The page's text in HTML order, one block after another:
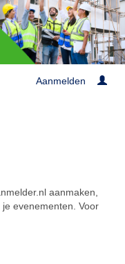
Aanmelden
aanmaken,
evenementen. Voor